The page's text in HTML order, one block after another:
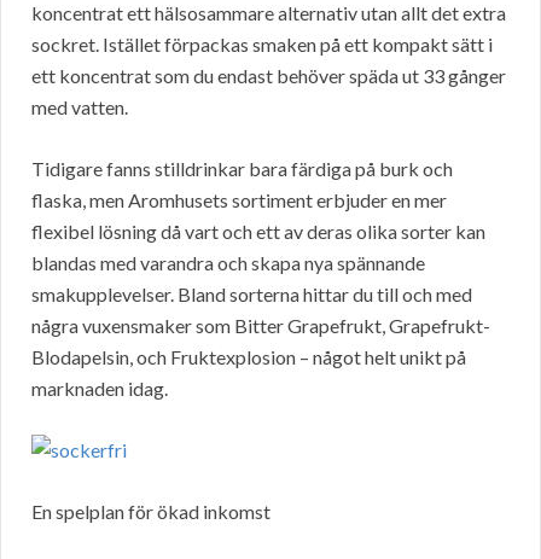
koncentrat ett hälsosammare alternativ utan allt det extra
sockret. Istället förpackas smaken på ett kompakt sätt i
ett koncentrat som du endast behöver späda ut 33 gånger
med vatten.
Tidigare fanns stilldrinkar bara färdiga på burk och
flaska, men Aromhusets sortiment erbjuder en mer
flexibel lösning då vart och ett av deras olika sorter kan
blandas med varandra och skapa nya spännande
smakupplevelser. Bland sorterna hittar du till och med
några vuxensmaker som Bitter Grapefrukt, Grapefrukt-
Blodapelsin, och Fruktexplosion – något helt unikt på
marknaden idag.
En spelplan för ökad inkomst